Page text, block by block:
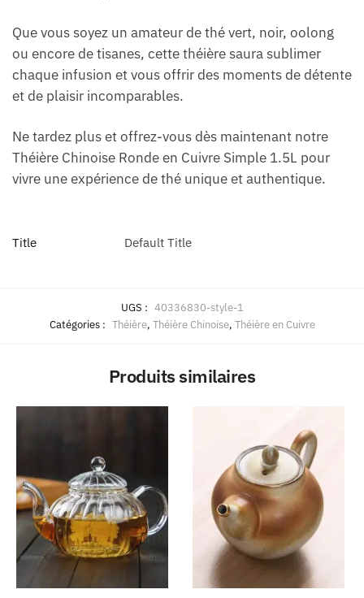
Que vous soyez un amateur de thé vert, noir, oolong
ou encore de tisanes, cette théière saura sublimer
chaque infusion et vous offrir des moments de détente
et de plaisir incomparables.
Ne tardez plus et offrez-vous dès maintenant notre
Théière Chinoise Ronde en Cuivre Simple 1.5L pour
vivre une expérience de thé unique et authentique.
Title Default Title
UGS : 40336830-style-1
Catégories : Théière, Théière Chinoise, Théière en Cuivre
Produits similaires